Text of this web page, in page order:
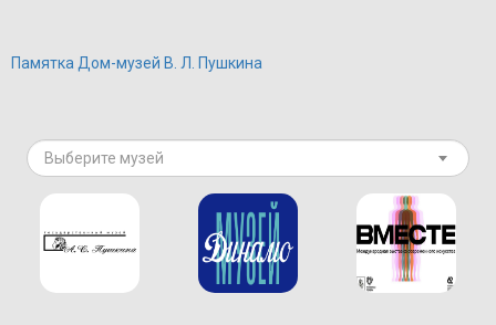
Памятка Дом-музей В. Л. Пушкина
Выберите музей